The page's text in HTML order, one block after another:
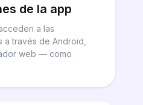
de la app
a las
a través de Android,
web — como